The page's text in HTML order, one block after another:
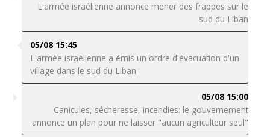
L'armée israélienne annonce mener des frappes sur le
sud du Liban
05/08 15:45
L'armée israélienne a émis un ordre d'évacuation d'un
village dans le sud du Liban
05/08 15:00
Canicules, sécheresse, incendies: le gouvernement
annonce un plan pour ne laisser "aucun agriculteur seul"